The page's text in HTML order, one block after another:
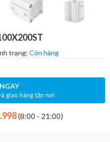
trạng: Còn hàng
giao hàng tận nơi
(8:00 - 21:00)